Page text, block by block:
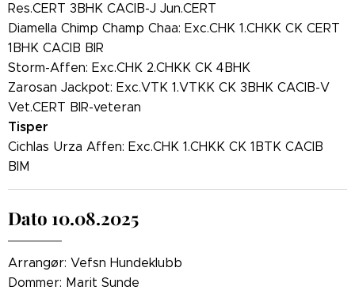
Res.CERT 3BHK CACIB-J Jun.CERT
Diamella Chimp Champ Chaa: Exc.CHK 1.CHKK CK CERT
1BHK CACIB BIR
Storm-Affen: Exc.CHK 2.CHKK CK 4BHK
Zarosan Jackpot: Exc.VTK 1.VTKK CK 3BHK CACIB-V
Vet.CERT BIR-veteran
Tisper
Cichlas Urza Affen: Exc.CHK 1.CHKK CK 1BTK CACIB
BIM
Dato 10.08.2025
Arrangør: Vefsn Hundeklubb
Dommer: Marit Sunde